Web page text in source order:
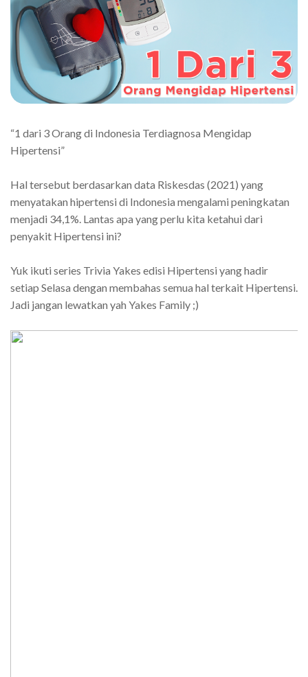
“1 dari 3 Orang di Indonesia Terdiagnosa Mengidap
Hipertensi”
Hal tersebut berdasarkan data Riskesdas (2021) yang
menyatakan hipertensi di Indonesia mengalami peningkatan
menjadi 34,1%. Lantas apa yang perlu kita ketahui dari
penyakit Hipertensi ini?
Yuk ikuti series Trivia Yakes edisi Hipertensi yang hadir
setiap Selasa dengan membahas semua hal terkait Hipertensi.
Jadi jangan lewatkan yah Yakes Family ;)